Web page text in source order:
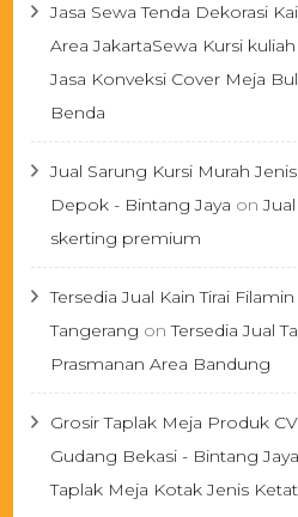
Jasa Sewa Tenda Dekorasi
Area JakartaSewa Kursi
Jasa Konveksi Cover Meja
Benda
Jual Sarung Kursi Murah
Depok - Bintang Jaya on
skerting premium
Tersedia Jual Kain Tirai
Tangerang onTersedia Jual
Prasmanan Area Bandung
Grosir Taplak Meja Produk
Gudang Bekasi - Bintang Jaya
Taplak Meja Kotak Jenis